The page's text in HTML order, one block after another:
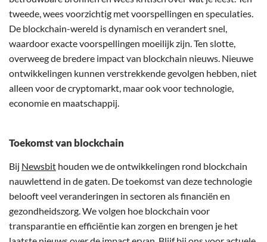
tweede, wees voorzichtig met voorspellingen en speculaties.
De blockchain-wereld is dynamisch en verandert snel,
waardoor exacte voorspellingen moeilijk zijn. Ten slotte,
overweeg de bredere impact van blockchain nieuws. Nieuwe
ontwikkelingen kunnen verstrekkende gevolgen hebben, niet
alleen voor de cryptomarkt, maar ook voor technologie,
economie en maatschappij.
Toekomst van blockchain
Bij Newsbit houden we de ontwikkelingen rond blockchain
nauwlettend in de gaten. De toekomst van deze technologie
belooft veel veranderingen in sectoren als financiën en
gezondheidszorg. We volgen hoe blockchain voor
transparantie en efficiëntie kan zorgen en brengen je het